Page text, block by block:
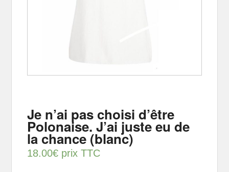
Je n’ai pas choisi d’être
Polonaise. J’ai juste eu de
la chance (blanc)
18.00€ prix TTC